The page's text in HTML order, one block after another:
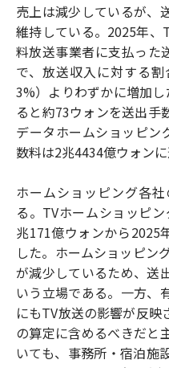
売上は減少しているが、
維持している。2025年、
料放送事業者に支払った
で、放送収入に対する
3%）よりわずかに増加
ると約73ウォンを送出手
データホームショッピン
数料は2兆4434億ウォンに
ホームショッピング各
る。TVホームショッピ
兆171億ウォンから2025
した。ホームショッピン
が減少しているため、送
いう立場である。一方、
にもTV放送の影響が反
の算定に含めるべきだと
いても、事務所・宿泊施